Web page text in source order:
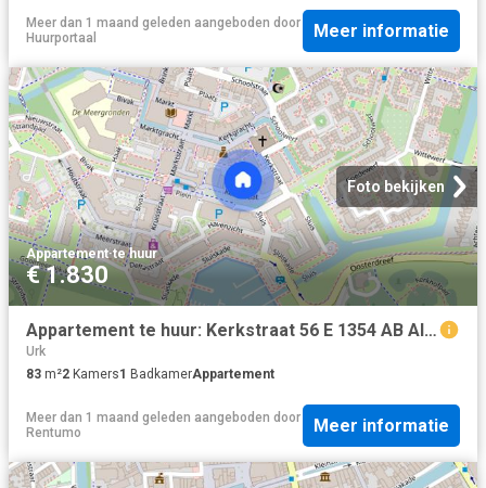
Meer dan 1 maand geleden aangeboden door
Huurportaal
Meer informatie
Foto bekijken
Appartement·te huur
€ 1.830
Appartement te huur: Kerkstraat 56 E 1354 AB Almere
Urk
83 m²2 Kamers1 BadkamerAppartement
Meer dan 1 maand geleden aangeboden door
Rentumo
Meer informatie